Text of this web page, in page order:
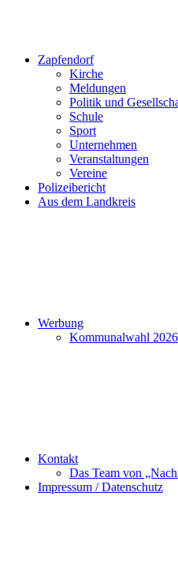
Zapfendorf
Kirche
Meldungen
Politik und
Schule
Sport
Unternehmen
Veranstaltungen
Vereine
Polizeibericht
Aus dem Landkreis
Werbung
Kommunalwahl 2026
Kontakt
Das Team von
Impressum / Datenschutz